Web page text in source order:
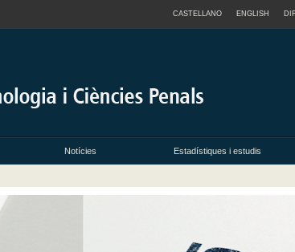
CASTELLANO ENGLISH
Notícies Estadístiques i estudis